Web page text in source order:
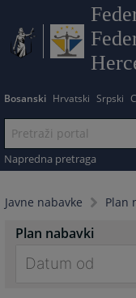
Bosanski Hrvatski Srpski
Napredna pretraga
Javne nabavke Plan
Plan nabavki